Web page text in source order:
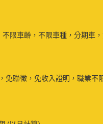
不限車齡，不限車種，分期車
免聯徵，免收入證明，職業不